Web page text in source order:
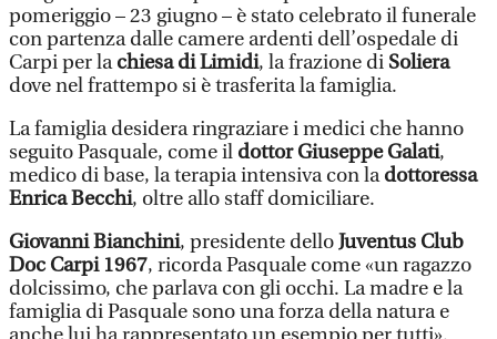
pomeriggio – 23 giugno – è stato celebrato il funerale
con partenza dalle camere ardenti dell’ospedale di
Carpi per lachiesa di Limidi, la frazione di Soliera
dove nel frattempo si è trasferita la famiglia.
La famiglia desidera ringraziare i medici che hanno
seguito Pasquale, come il dottor Giuseppe Galati,
medico di base, la terapia intensiva con ladottoressa
Enrica Becchi, oltre allo staff domiciliare.
Giovanni Bianchini, presidente delloJuventus Club
Doc Carpi 1967, ricorda Pasquale come «un ragazzo
dolcissimo, che parlava con gli occhi. La madre e la
famiglia di Pasquale sono una forza della natura e